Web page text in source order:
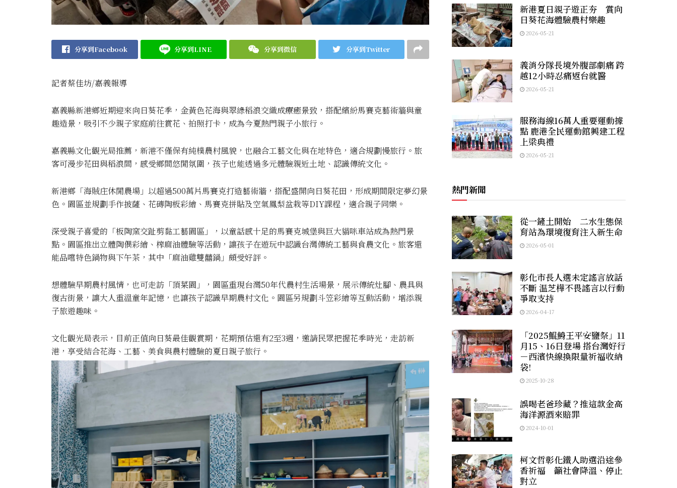
分享到Facebook 分享到LINE 分享到微信 分享到Twitter
記者蔡佳坊/嘉義報導
嘉義縣新港鄉近期迎來向日葵花季，金黃色花海與翠綠稻浪交織成療癒景致，搭配繽紛馬賽克藝術牆與童
趣造景，吸引不少親子家庭前往賞花、拍照打卡，成為今夏熱門親子小旅行。
嘉義縣文化觀光局推薦，新港不僅保有純樸農村風貌，也融合工藝文化與在地特色，適合規劃慢旅行。旅
客可漫步花田與稻浪間，感受鄉間悠閒氛圍，孩子也能透過多元體驗親近土地、認識傳統文化。
新港鄉「海賊庄休閒農場」以超過500萬片馬賽克打造藝術牆，搭配盛開向日葵花田，形成期間限定夢幻景
色。園區並規劃手作披薩、花磚陶板彩繪、馬賽克拼貼及空氣鳳梨盆栽等DIY課程，適合親子同樂。
深受親子喜愛的「板陶窯交趾剪黏工藝園區」，以童話感十足的馬賽克城堡與巨大貓咪車站成為熱門景
點。園區推出立體陶偶彩繪、榨麻油體驗等活動，讓孩子在遊玩中認識台灣傳統工藝與食農文化。旅客還
能品嚐特色鍋物與下午茶，其中「麻油雞雙囍鍋」頗受好評。
想體驗早期農村風情，也可走訪「頂菜園」，園區重現台灣50年代農村生活場景，展示傳統灶腳、農具與
復古街景，讓大人重溫童年記憶，也讓孩子認識早期農村文化。園區另規劃斗笠彩繪等互動活動，增添親
子旅遊趣味。
文化觀光局表示，目前正值向日葵最佳觀賞期，花期預估還有2至3週，邀請民眾把握花季時光，走訪新
港，享受結合花海、工藝、美食與農村體驗的夏日親子旅行。
新港夏日親子遊正夯 賞向
日葵花海體驗農村樂趣
2026-05-21
義消分隊長境外腹部劇痛 跨
越12小時忍痛返台就醫
2026-05-21
服務海線16萬人重要運動據
點 鹿港全民運動館興建工程
上梁典禮
2026-05-21
熱門新聞
從一鏟土開始 二水生態保
育站為環境復育注入新生命
2026-05-01
彰化市長人選未定謠言放話
不斷 温芝樺不畏謠言以行動
爭取支持
2026-04-17
「2025鯤鯓王平安鹽祭」11
月15、16日登場 搭台灣好行
－西濱快線換限量祈福收納
袋!
2025-10-28
誤喝老爸珍藏？推這款金高
海洋源酒來賠罪
2024-10-01
柯文哲彰化鐵人助選沿途參
香祈福 籲社會降溫、停止
對立